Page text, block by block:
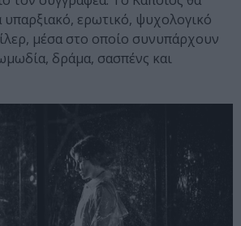
υπαρξιακό, ερωτικό, ψυχολογικό
μέσα στο οποίο συνυπάρχουν
δράμα, σασπένς και